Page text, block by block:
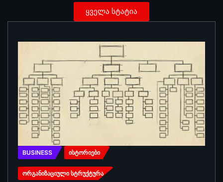
ყველა სტატია
BUSINESS ᲘᲡᲢᲝᲠᲘᲔᲑᲘ
ᲝᲠᲒᲐᲜᲘᲖᲐᲪᲘᲣᲚᲘ ᲡᲢᲠᲣᲥᲢᲣᲠᲐ